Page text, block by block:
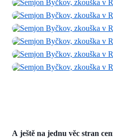
A ještě na jednu věc stran